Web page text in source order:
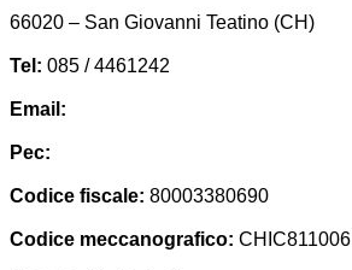
66020 – San Giovanni Teatino (CH)
Tel: 085 / 4461242
Email:
Pec:
Codice fiscale: 80003380690
Codice meccanografico: CHIC811006